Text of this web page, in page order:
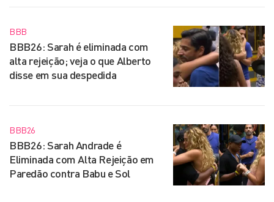
BBB
BBB26: Sarah é eliminada com
alta rejeição; veja o que Alberto
disse em sua despedida
BBB26
BBB26: Sarah Andrade é
Eliminada com Alta Rejeição em
Paredão contra Babu e Sol